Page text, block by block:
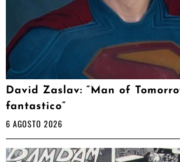
David Zaslav: “Man of
fantastico”
6 AGOSTO 2026